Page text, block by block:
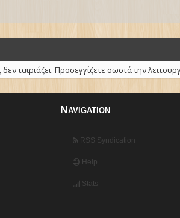
ταιριάζει. Προσεγγίζετε σωστά την
Navigation
RSS Syndication
Help
Stats